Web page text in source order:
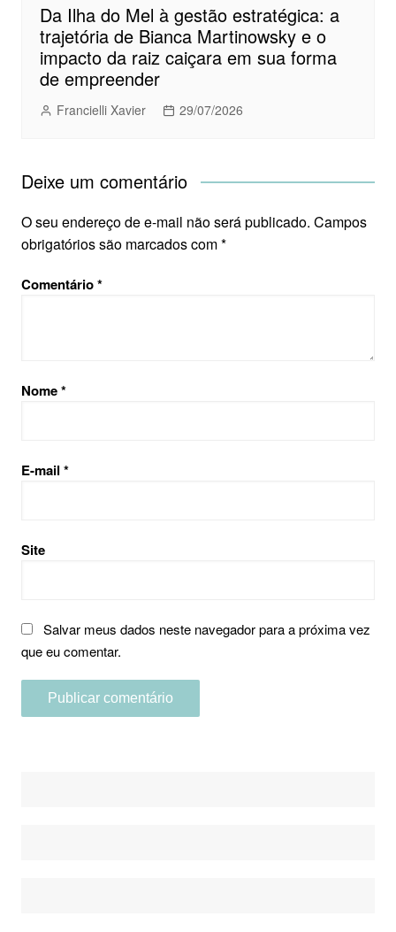
Da Ilha do Mel à gestão estratégica: a
trajetória de Bianca Martinowsky e o
impacto da raiz caiçara em sua forma
de empreender
Francielli Xavier 29/07/2026
Deixe um comentário
O seu endereço de e-mail não será publicado. Campos
obrigatórios são marcados com*
Comentário*
Nome*
E-mail *
Site
Salvar meus dados neste navegador para a próxima vez
que eu comentar.